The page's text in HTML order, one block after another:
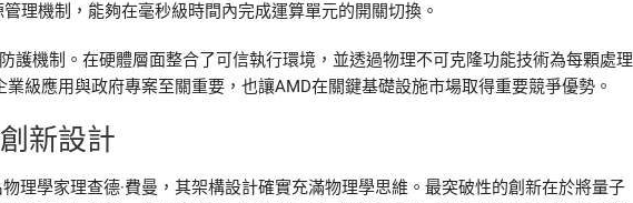
理機制，能夠在毫秒級時間內完成運算單元的開關切換。
護機制。在硬體層面整合了可信執行環境，並透過物理不可克隆功能技術為每顆處理
級應用與政府專案至關重要，也讓AMD在關鍵基礎設施市場取得重要競爭優勢。
新設計
理學家理查德·費曼，其架構設計確實充滿物理學思維。最突破性的創新在於將量子